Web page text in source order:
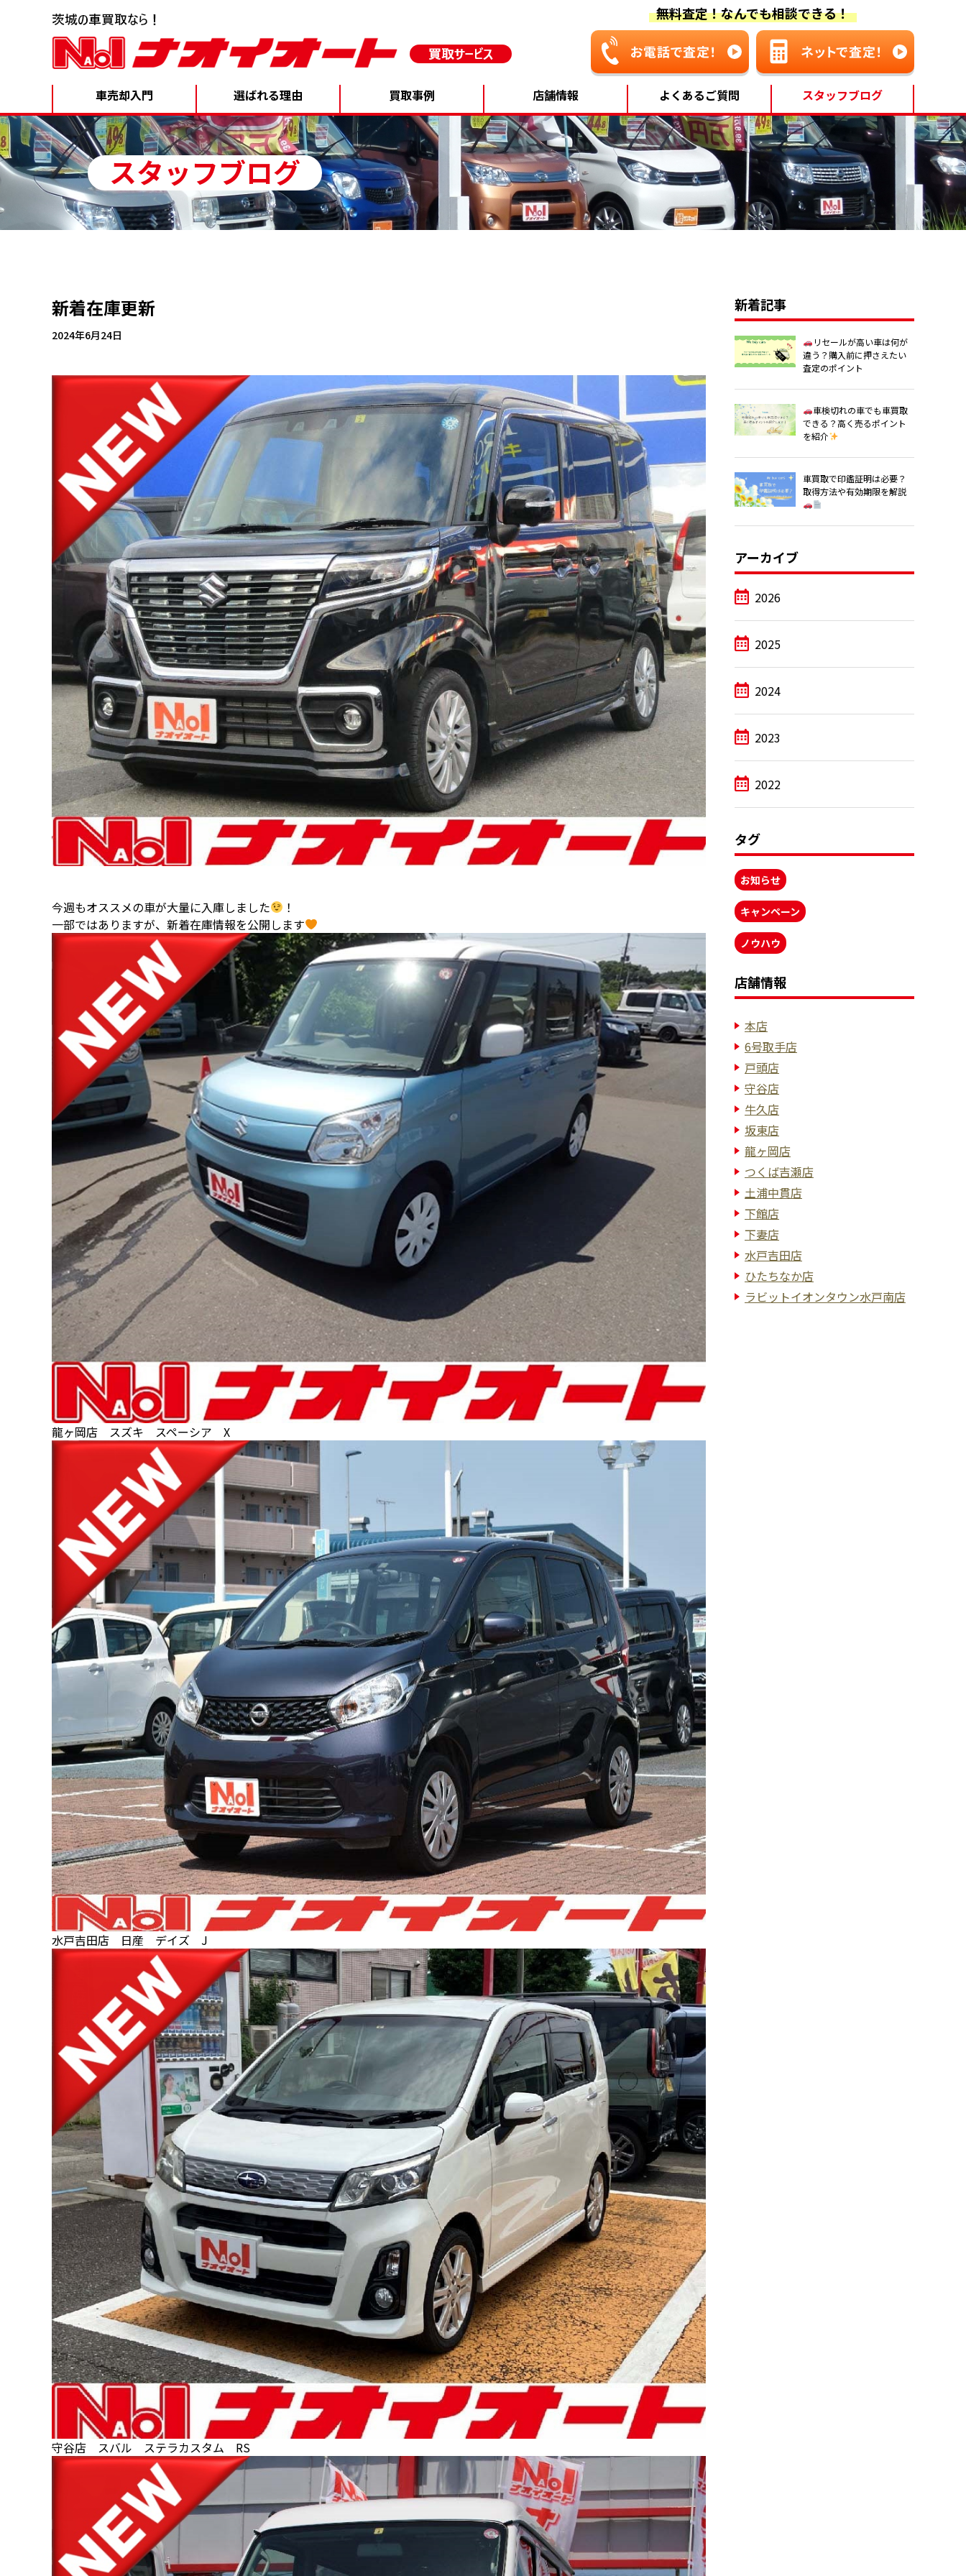
無料査定！なんでも相談できる！
車売却入門 選ばれる理由 買取事例 店舗情報 よくあるご質問 スタッフブログ
スタッフブログ
新着在庫更新
2024年6月24日
今週もオススメの車が大量に入庫しました
！
一部ではありますが、新着在庫情報を公開します
龍ヶ岡店 スズキ スペーシア X
水戸吉田店 日産 デイズ J
守谷店 スバル ステラカスタム RS
新着記事
リセールが高い車は何が
違う？購入前に押さえたい
査定のポイント
車検切れの車でも車買取
できる？高く売るポイント
を紹介
車買取で印鑑証明は必要？
取得方法や有効期限を解説
アーカイブ
2026
2025
2024
2023
2022
タグ
お知らせ
キャンペーン
ノウハウ
店舗情報
本店
6号取手店
戸頭店
守谷店
牛久店
坂東店
龍ヶ岡店
つくば吉瀬店
土浦中貫店
下館店
下妻店
水戸吉田店
ひたちなか店
ラビットイオンタウン水戸南店